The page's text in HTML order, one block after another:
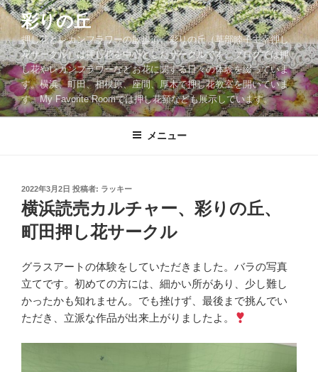
コ
ン
テ
ン
ツ
へ
ス
彩りの丘
押し花とレカンフラワーの散歩道。彩りの丘（草部睦子主宰押し
花サークル）は押し花を中心としたサークルです。ブログでは押
し花やレカンフラワーなどお花に関する日々の体験を綴っていま
す。横浜、町田、相模原、座間、厚木で押し花教室を開いていま
す。My Favorite Roomでは押し花額なども展示しています。
メニュー
投
稿
日:
2022年3月2日 投稿者: ラッキー
横浜読売カルチャー、彩りの丘、
町田押し花サークル
グラスアートの体験をしていただきました。バラの写真
立てです。初めての方には、細かい所があり、少し難し
かったかも知れません。でも挫けず、最後まで挑んでい
ただき、立派な作品が出来上がりましたよ。